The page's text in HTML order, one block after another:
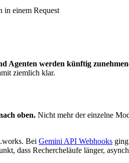
in einem Request
Agenten werden künftig
ziemlich klar.
oben. Nicht mehr der einzelne
Bei Gemini API Webhooks
dass Rechercheläufe länger,